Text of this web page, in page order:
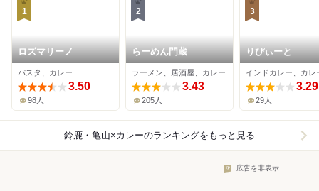
1
ロズマリーノ
パスタ、カレー
3.50
98人
2
らーめん門蔵
ラーメン、居酒屋、カレー
3.43
205人
3
りぴぃーと
インドカレー、カレ
3.29
29人
鈴鹿・亀山×カレーのランキングをもっと見る
広告を非表示